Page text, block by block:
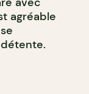
agréable